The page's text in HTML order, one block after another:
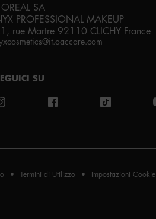
SA
PROFESSIONAL MAKEUP
rue Martre 92110 CLICHY France
SU
Termini di Utilizzo Impostazioni Cookie